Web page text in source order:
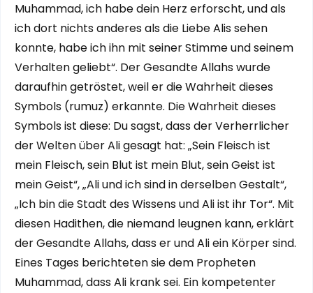
Muhammad, ich habe dein Herz erforscht, und als
ich dort nichts anderes als die Liebe Alis sehen
konnte, habe ich ihn mit seiner Stimme und seinem
Verhalten geliebt“. Der Gesandte Allahs wurde
daraufhin getröstet, weil er die Wahrheit dieses
Symbols (rumuz) erkannte. Die Wahrheit dieses
Symbols ist diese: Du sagst, dass der Verherrlicher
der Welten über Ali gesagt hat: „Sein Fleisch ist
mein Fleisch, sein Blut ist mein Blut, sein Geist ist
mein Geist“, „Ali und ich sind in derselben Gestalt“,
„Ich bin die Stadt des Wissens und Ali ist ihr Tor“. Mit
diesen Hadithen, die niemand leugnen kann, erklärt
der Gesandte Allahs, dass er und Ali ein Körper sind.
Eines Tages berichteten sie dem Propheten
Muhammad, dass Ali krank sei. Ein kompetenter